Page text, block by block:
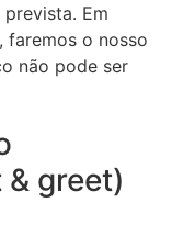
Em
faremos o nosso
não pode ser
greet)